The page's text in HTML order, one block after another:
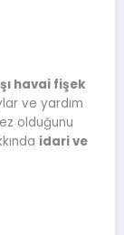
havai fişek
ve yardım
olduğunu
idari ve